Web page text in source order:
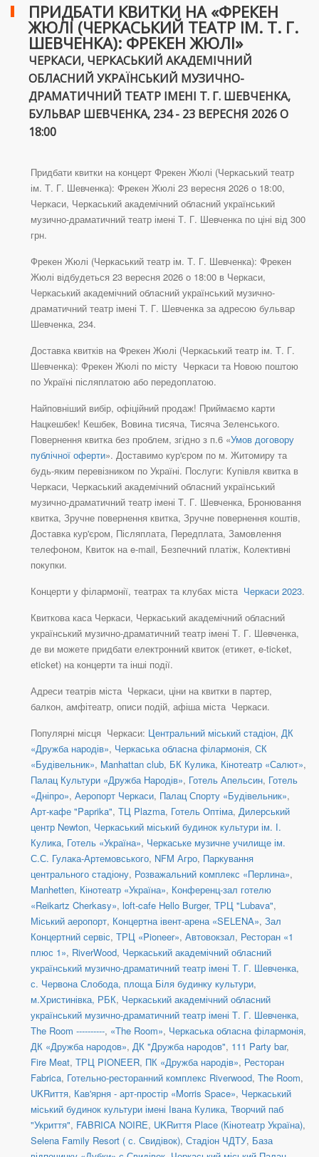
ПРИДБАТИ КВИТКИ НА «ФРЕКЕН
ЖЮЛІ (ЧЕРКАСЬКИЙ ТЕАТР ІМ. Т. Г.
ШЕВЧЕНКА): ФРЕКЕН ЖЮЛІ»
ЧЕРКАСИ, ЧЕРКАСЬКИЙ АКАДЕМІЧНИЙ
ОБЛАСНИЙ УКРАЇНСЬКИЙ МУЗИЧНО-
ДРАМАТИЧНИЙ ТЕАТР ІМЕНІ Т. Г. ШЕВЧЕНКА,
БУЛЬВАР ШЕВЧЕНКА, 234 - 23 ВЕРЕСНЯ 2026 О
18:00
Придбати квитки на концерт Фрекен Жюлі (Черкаський театр
ім. Т. Г. Шевченка): Фрекен Жюлі 23 вересня 2026 о 18:00,
Черкаси, Черкаський академічний обласний український
музично-драматичний театр імені Т. Г. Шевченка по ціні від 300
грн.
Фрекен Жюлі (Черкаський театр ім. Т. Г. Шевченка): Фрекен
Жюлі відбудеться 23 вересня 2026 о 18:00 в Черкаси,
Черкаський академічний обласний український музично-
драматичний театр імені Т. Г. Шевченка за адресою бульвар
Шевченка, 234.
Доставка квитків на Фрекен Жюлі (Черкаський театр ім. Т. Г.
Шевченка): Фрекен Жюлі по місту Черкаси та Новою поштою
по Україні післяплатою або передоплатою.
Найповніший вибір, офіційний продаж! Приймаємо карти
Нацкешбек! Кешбек, Вовина тисяча, Тисяча Зеленського.
Повернення квитка без проблем, згідно з п.6 «Умов договору
публічної оферти». Доставимо кур'єром по м. Житомиру та
будь-яким перевізником по Україні. Послуги: Купівля квитка в
Черкаси, Черкаський академічний обласний український
музично-драматичний театр імені Т. Г. Шевченка, Бронювання
квитка, Зручне повернення квитка, Зручне повернення коштів,
Доставка кур'єром, Післяплата, Передплата, Замовлення
телефоном, Квиток на e-mail, Безпечний платіж, Колективні
покупки.
Концерти у філармонії, театрах та клубах міста Черкаси 2023.
Квиткова каса Черкаси, Черкаський академічний обласний
український музично-драматичний театр імені Т. Г. Шевченка,
де ви можете придбати електронний квиток (етикет, e-ticket,
eticket) на концерти та інші події.
Адреси театрів міста Черкаси, ціни на квитки в партер,
балкон, амфітеатр, описи подій, афіша міста Черкаси.
Популярні місця Черкаси: Центральний міський стадіон, ДК
«Дружба народів», Черкаська обласна філармонія, СК
«Будівельник», Manhattan club, БК Кулика, Кінотеатр «Салют»,
Палац Культури «Дружба Народів», Готель Апельсин, Готель
«Дніпро», Аеропорт Черкаси, Палац Спорту «Будівельник»,
Арт-кафе "Paprika", ТЦ Plazma, Готель Оптіма, Дилерський
центр Newton, Черкаський міський будинок культури ім. І.
Кулика, Готель «Україна», Черкаське музичне училище ім.
С.С. Гулака-Артемовського, NFM Агро, Паркування
центрального стадіону, Розважальний комплекс «Перлина»,
Manhetten, Кінотеатр «Україна», Конференц-зал готелю
«Reikartz Cherkasy», loft-cafe Hello Burger, ТРЦ "Lubava",
Міський аеропорт, Концертна івент-арена «SELENA», Зал
Концертний сервіс, ТРЦ «Pioneer», Автовокзал, Ресторан «1
плюс 1», RiverWood, Черкаський академічний обласний
український музично-драматичний театр імені Т. Г. Шевченка,
с. Червона Слобода, площа Біля будинку культури,
м.Христинівка, РБК, Черкаський академічний обласний
український музично-драматичний театр імені Т. Г. Шевченка,
The Room ----------, «The Room», Черкаська обласна філармонія,
ДК «Дружба народов», ДК "Дружба народов", 111 Party bar,
Fire Meat, ТРЦ PIONEER, ПК «Дружба народів», Ресторан
Fabrica, Готельно-ресторанний комплекс Riverwood, The Room,
UKRиття, Кав'ярня - арт-простір «Morris Space», Черкаський
міський будинок культури імені Івана Кулика, Творчий паб
"Укриття", FABRICA NOIRE, UKRиття Place (Кінотеатр Україна),
Selena Family Resort ( с. Свидівок), Стадіон ЧДТУ, База